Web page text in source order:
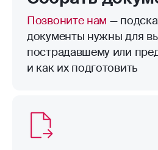
Позвоните нам —
документы нужны для
пострадавшему или
и как их подготовить